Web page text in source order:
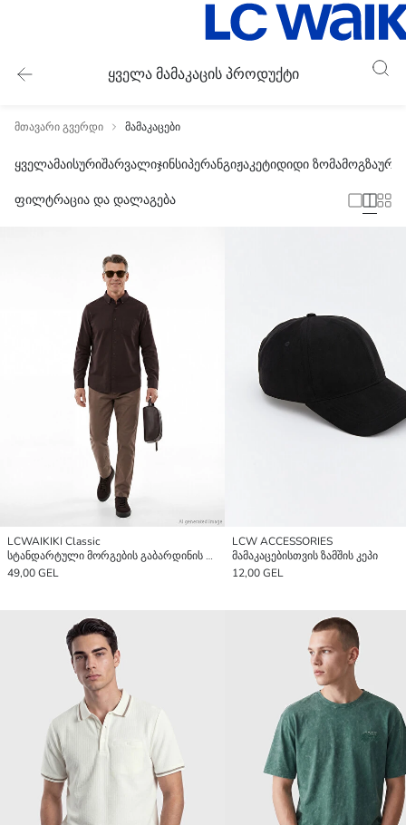
ყველა მამაკაცის პროდუქტი
მთავარი გვერდი მამაკაცები
ყველამაისურიშარვალიჯინსიპერანგიჟაკეტიდიდი ზომა
ფილტრაცია და დალაგება
LCWAIKIKI Classic
სტანდარტული მორგების გაბარდინის მამაკაცის ჩინოს შარვალი
49,00 GEL
LCW ACCESSORIES
მამაკაცებისთვის ზამშის კეპი
12,00 GEL